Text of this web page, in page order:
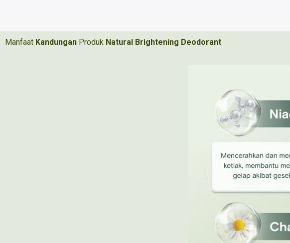
Manfaat Kandungan Produk Natural Brightening Deodorant